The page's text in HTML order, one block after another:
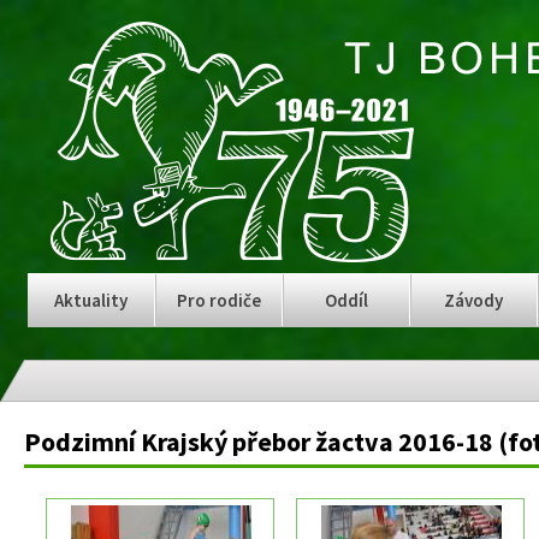
Aktuality Pro rodiče Oddíl Závody
Podzimní Krajský přebor žactva 2016-18